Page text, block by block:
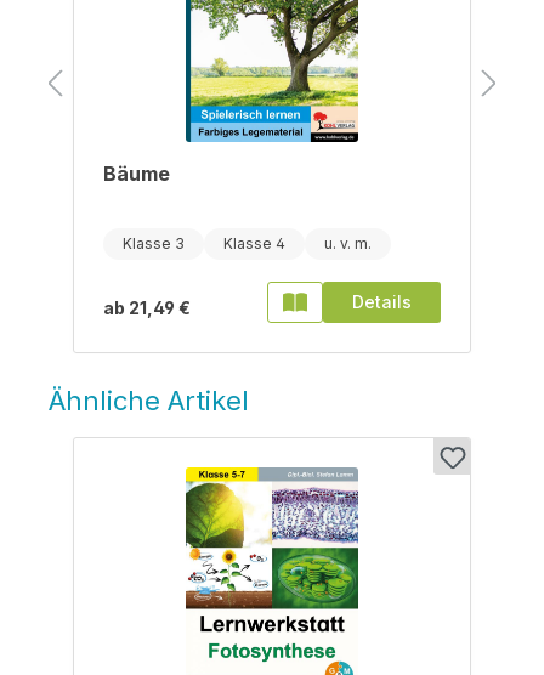
Bäume
Klasse 3 Klasse 4
ab 21,49 € Details
Ähnliche Artikel